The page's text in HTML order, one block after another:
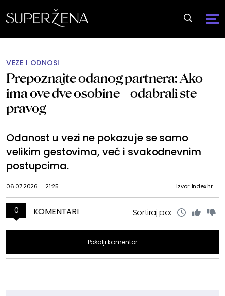
VEZE I ODNOSI
Prepoznajte odanog partnera: Ako
ima ove dve osobine – odabrali ste
pravog
Odanost u vezi ne pokazuje se samo
velikim gestovima, već i svakodnevnim
postupcima.
06.07.2026. 21:25 Izvor: Index.hr
0 KOMENTARI Sortiraj po:
Pošalji komentar